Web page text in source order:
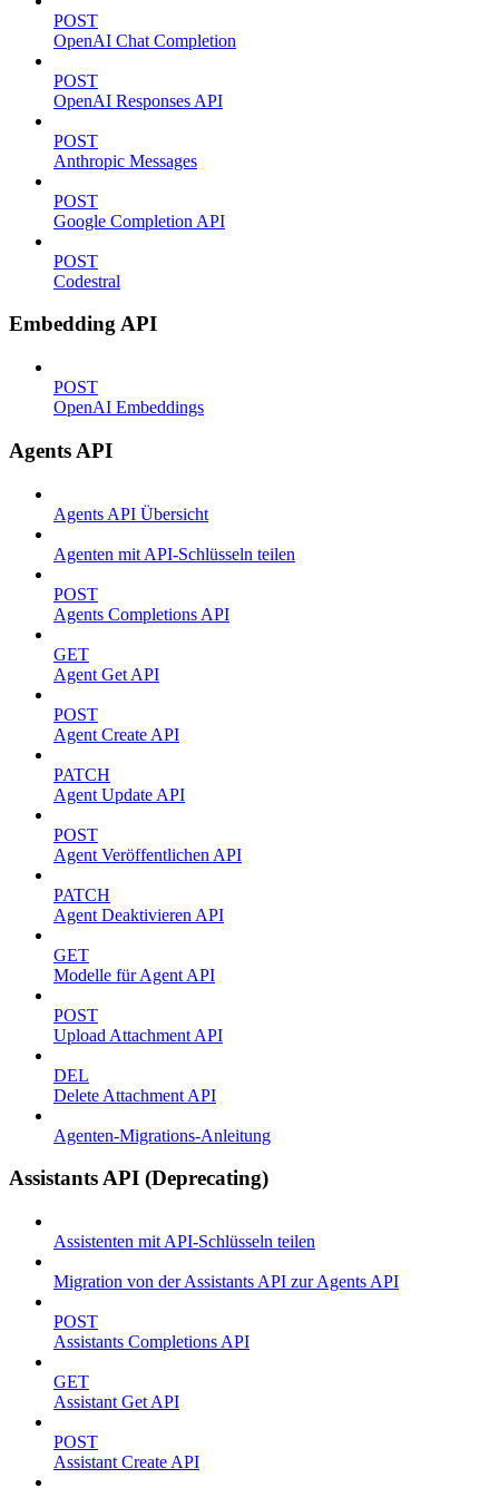
POST
OpenAI Chat Completion
POST
OpenAI Responses API
POST
Anthropic Messages
POST
Google Completion API
POST
Codestral
Embedding API
POST
OpenAI Embeddings
Agents API
Agents API Übersicht
Agenten mit API-Schlüsseln teilen
POST
Agents Completions API
GET
Agent Get API
POST
Agent Create API
PATCH
Agent Update API
POST
Agent Veröffentlichen API
PATCH
Agent Deaktivieren API
GET
Modelle für Agent API
POST
Upload Attachment API
DEL
Delete Attachment API
Agenten-Migrations-Anleitung
Assistants API (Deprecating)
Assistenten mit API-Schlüsseln teilen
Migration von der Assistants API zur Agents API
POST
Assistants Completions API
GET
Assistant Get API
POST
Assistant Create API